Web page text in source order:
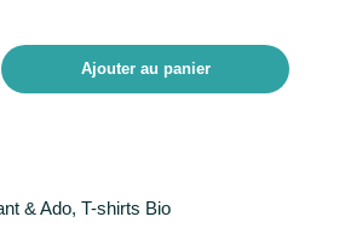
Ajouter au panier
& Ado, T-shirts Bio